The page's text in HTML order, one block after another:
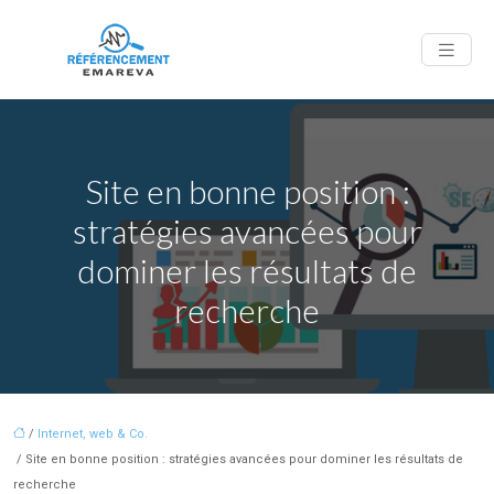
Site en bonne position :
stratégies avancées pour
dominer les résultats de
recherche
/ Internet, web & Co.
/ Site en bonne position : stratégies avancées pour dominer les résultats de
recherche